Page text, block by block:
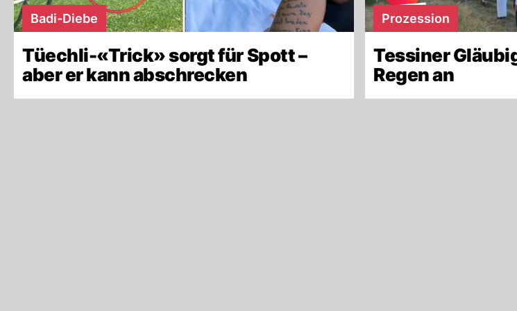
Badi-Diebe
Tüechli-«Trick» sorgt für Spott –
aber er kann abschrecken
Prozession
Tessiner
Regen an